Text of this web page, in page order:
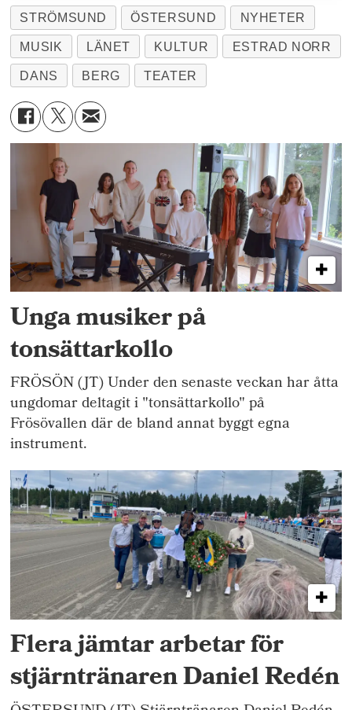
STRÖMSUND ÖSTERSUND NYHETER
MUSIK LÄNET KULTUR ESTRAD NORR
DANS BERG TEATER
Unga musiker på
tonsättarkollo
FRÖSÖN (JT) Under den senaste veckan har åtta
ungdomar deltagit i "tonsättarkollo" på
Frösövallen där de bland annat byggt egna
instrument.
Flera jämtar arbetar för
stjärntränaren Daniel Redén